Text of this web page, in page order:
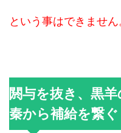
という事はできません
閼与を抜き、黒
秦から補給を繋ぐ